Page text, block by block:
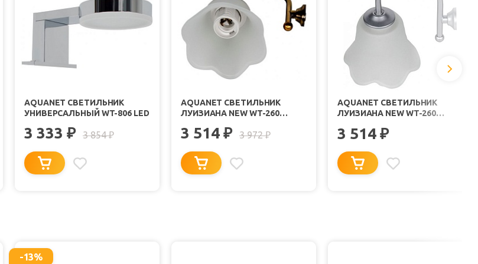
AQUANET СВЕТИЛЬНИК
УНИВЕРСАЛЬНЫЙ WT-806 LED
3 333 ₽ 3 854₽
AQUANET СВЕТИЛЬНИК
ЛУИЗИАНА NEW WT-260
3 514 ₽ 3 972₽
AQUANET СВЕТИЛЬНИК
ЛУИЗИАНА NEW WT-260
3 514 ₽
-13%